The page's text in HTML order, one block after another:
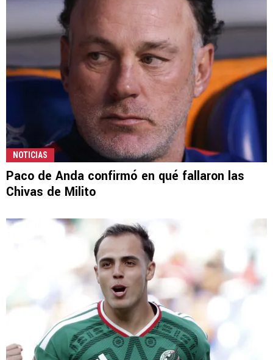
NOTICIAS
Paco de Anda confirmó en qué fallaron las
Chivas de Milito